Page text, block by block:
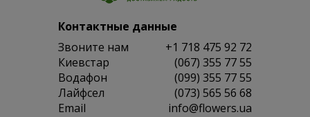
Контактные данные
Звоните нам
+1 718 475 92 72
Киевстар
(067) 355 77 55
Водафон
(099) 355 77 55
Лайфсел
(073) 565 56 68
Email
info@flowers.ua